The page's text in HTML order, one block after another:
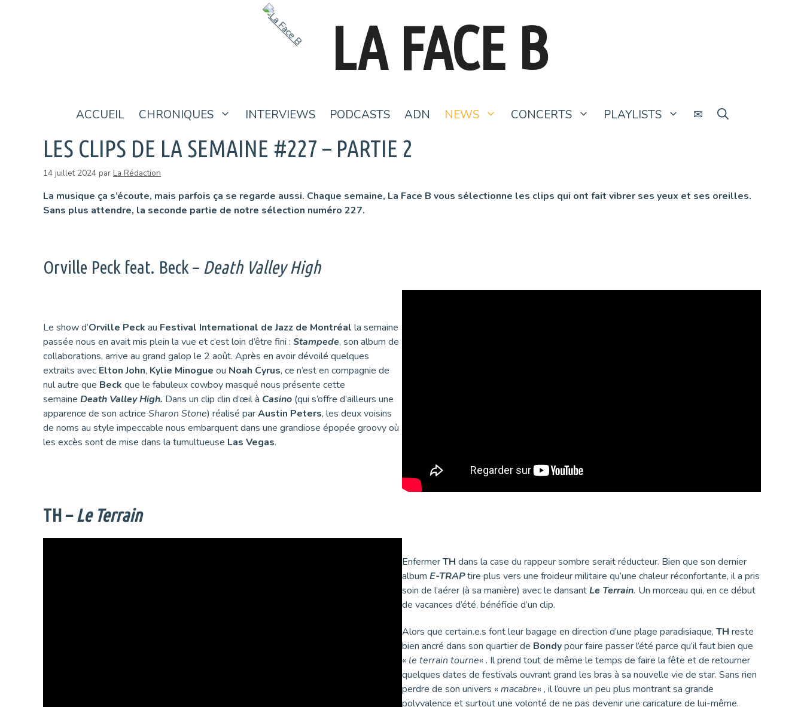
LA FACE B
ACCUEIL CHRONIQUES INTERVIEWS PODCASTS ADN NEWS CONCERTS PLAYLISTS ✉
LES CLIPS DE LA SEMAINE #227 – PARTIE 2
14 juillet 2024 par La Rédaction
La musique ça s’écoute, mais parfois ça se regarde aussi. Chaque semaine, La Face B vous sélectionne les clips qui ont fait vibrer ses yeux et ses oreilles.
Sans plus attendre, la seconde partie de notre sélection numéro 227.
Orville Peck feat. Beck – Death Valley High
Le show d’Orville Peck au Festival International de Jazz de Montréal la semaine
passée nous en avait mis plein la vue et c’est loin d’être fini : Stampede, son album de
collaborations, arrive au grand galop le 2 août. Après en avoir dévoilé quelques
extraits avec Elton John, Kylie Minogue ou Noah Cyrus, ce n’est en compagnie de
nul autre que Beck que le fabuleux cowboy masqué nous présente cette
semaine Death Valley High. Dans un clip clin d’œil à Casino (qui s’offre d’ailleurs une
apparence de son actrice Sharon Stone) réalisé parAustin Peters, les deux voisins
de noms au style impeccable nous embarquent dans une grandiose épopée groovy où
les excès sont de mise dans la tumultueuse Las Vegas.
TH – Le Terrain
EnfermerTH dans la case du rappeur sombre serait réducteur. Bien que son dernier
album E-TRAPtire plus vers une froideur militaire qu’une chaleur réconfortante, il a pris
soin de l’aérer (à sa manière) avec le dansantLe Terrain. Un morceau qui, en ce début
de vacances d’été, bénéficie d’un clip.
Alors que certain.e.s font leur bagage en direction d’une plage paradisiaque, TH reste
bien ancré dans son quartier de Bondypour faire passer l’été parce qu’il faut bien que
« le terrain tourne« . Il prend tout de même le temps de faire la fête et de retourner
quelques dates de festivals ouvrant grand les bras à sa nouvelle vie de star. Sans rien
perdre de son univers « macabre« , il l’ouvre un peu plus montrant sa grande
polyvalence et surtout une volonté de ne pas devenir une caricature de lui-même.